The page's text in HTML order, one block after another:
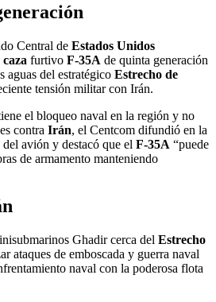
Central de Estados Unidos
caza furtivo F-35A de quinta generación
aguas del estratégico Estrecho de
tensión militar con Irán.
el bloqueo naval en la región y no
contra Irán, el Centcom difundió en la
avión y destacó que el F-35A “puede
de armamento manteniendo
Ghadir cerca del Estrecho
ataques de emboscada y guerra naval
naval con la poderosa flota